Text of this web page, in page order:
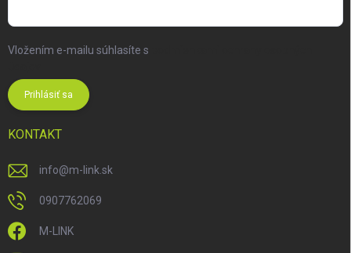
Vložením e-mailu súhlasíte s
Prihlásiť sa
KONTAKT
info@m-link.sk
0907762069
M-LINK